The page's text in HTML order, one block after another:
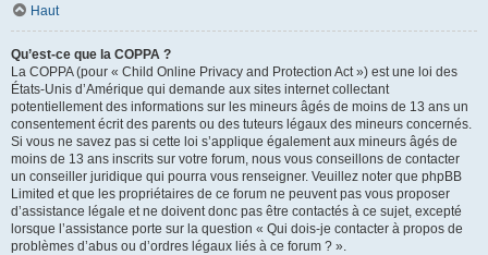
Haut
Qu’est-ce que la COPPA ?
La COPPA (pour « Child Online Privacy and Protection Act ») est une loi des
États-Unis d’Amérique qui demande aux sites internet collectant
potentiellement des informations sur les mineurs âgés de moins de 13 ans un
consentement écrit des parents ou des tuteurs légaux des mineurs concernés.
Si vous ne savez pas si cette loi s’applique également aux mineurs âgés de
moins de 13 ans inscrits sur votre forum, nous vous conseillons de contacter
un conseiller juridique qui pourra vous renseigner. Veuillez noter que phpBB
Limited et que les propriétaires de ce forum ne peuvent pas vous proposer
d’assistance légale et ne doivent donc pas être contactés à ce sujet, excepté
lorsque l’assistance porte sur la question « Qui dois-je contacter à propos de
problèmes d’abus ou d’ordres légaux liés à ce forum ? ».